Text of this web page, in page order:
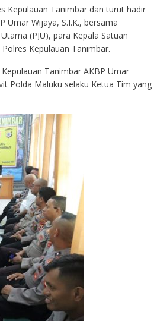
Kepulauan Tanimbar dan turut hadir
Umar Wijaya, S.I.K., bersama
(PJU), para Kepala Satuan
Kepulauan Tanimbar.
Tanimbar AKBP Umar
Polda Maluku selaku Ketua Tim yang